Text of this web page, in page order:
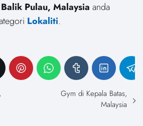
Pulau, Malaysia anda
Lokaliti.
Gym di Kepala Batas,
Malaysia